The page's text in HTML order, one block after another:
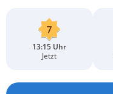
13:15 Uhr
Jetzt